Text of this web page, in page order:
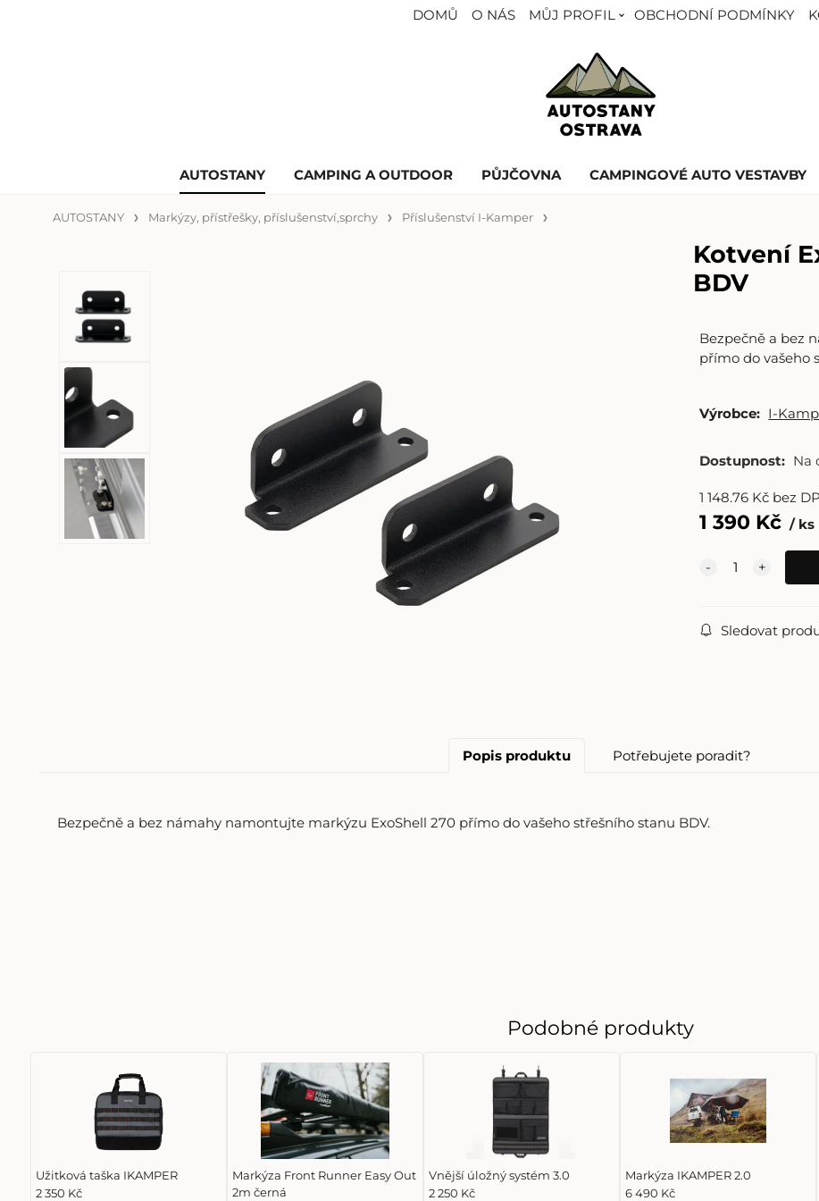
DOMŮ O NÁS MŮJ PROFIL OBCHODNÍ PODMÍNKY
AUTOSTANY CAMPING A OUTDOOR PŮJČOVNA CAMPINGOVÉ AUTO VESTAVBY
AUTOSTANY Markýzy, přístřešky, příslušenství,sprchy Příslušenství I-Kamper
Kotvení
BDV
Bezpečně a bez
přímo do vašeho
Výrobce: I-
Dostupnost: Na
1 148.76 Kč bez
1 390 Kč ks
Sledovat
Popis produktu Potřebujete poradit?
Bezpečně a bez námahy namontujte markýzu ExoShell 270 přímo do vašeho střešního stanu BDV.
Podobné produkty
Užitková taška IKAMPER
2 350 Kč
Markýza Front Runner Easy Out
2m černá
Vnější úložný systém 3.0
2 250 Kč
Markýza IKAMPER 2.0
6 490 Kč